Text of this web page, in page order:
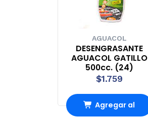
AGUACOL
DESENGRASANTE
AGUACOL GATILLO
500cc. (24)
$1.759
Agregar al